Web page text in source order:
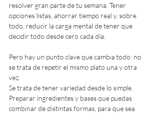
resolver gran parte de tu semana. Tener
opciones listas, ahorrar tiempo real y, sobre
todo, reducir la carga mental de tener que
decidir todo desde cero cada día.
Pero hay un punto clave que cambia todo: no
se trata de repetir el mismo plato una y otra
vez.
Se trata de tener variedad desde lo simple.
Preparar ingredientes y bases que puedas
combinar de distintas formas, para que sea